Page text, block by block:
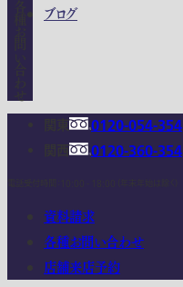
ブログ
0120-054-354
0120-360-354
資料請求
各種お問い合わせ
店舗来店予約